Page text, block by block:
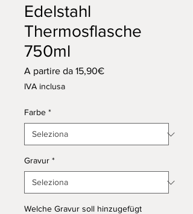
Edelstahl
Thermosflasche
750ml
A partire da 15,90€Prezzo
IVA inclusa
Farbe *
Gravur *
Welche Gravur soll hinzugefügt